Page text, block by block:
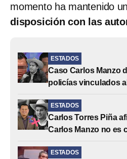
momento ha mantenido
disposición con las
ESTADOS
Caso Carlos Manzo
policías vinculados
ESTADOS
Carlos Torres Piña
Carlos Manzo no es
ESTADOS